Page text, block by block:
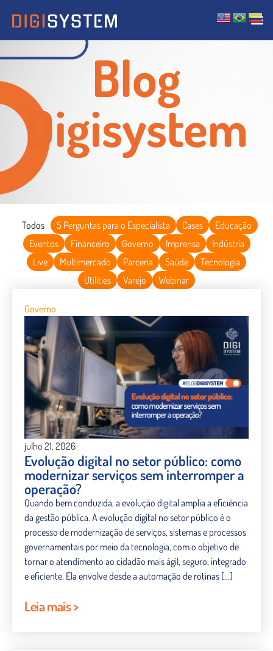
Blog
Digisystem
5 Perguntas para o Especialista Cases
Educação
Eventos
Financeiro Governo Imprensa
Indústria
Live
Multimercado Parceria Saúde
Tecnologia
Utilities
Varejo Webinar
Todos
Governo
julho 21, 2026
Evolução digital no setor público: como
modernizar serviços sem interromper a
operação?
Quando bem conduzida, a evolução digital amplia a eficiência
da gestão pública. A evolução digital no setor público é o
processo de modernização de serviços, sistemas e processos
governamentais por meio da tecnologia, com o objetivo de
tornar o atendimento ao cidadão mais ágil, seguro, integrado
e eficiente. Ela envolve desde a automação de rotinas […]
Leia mais >